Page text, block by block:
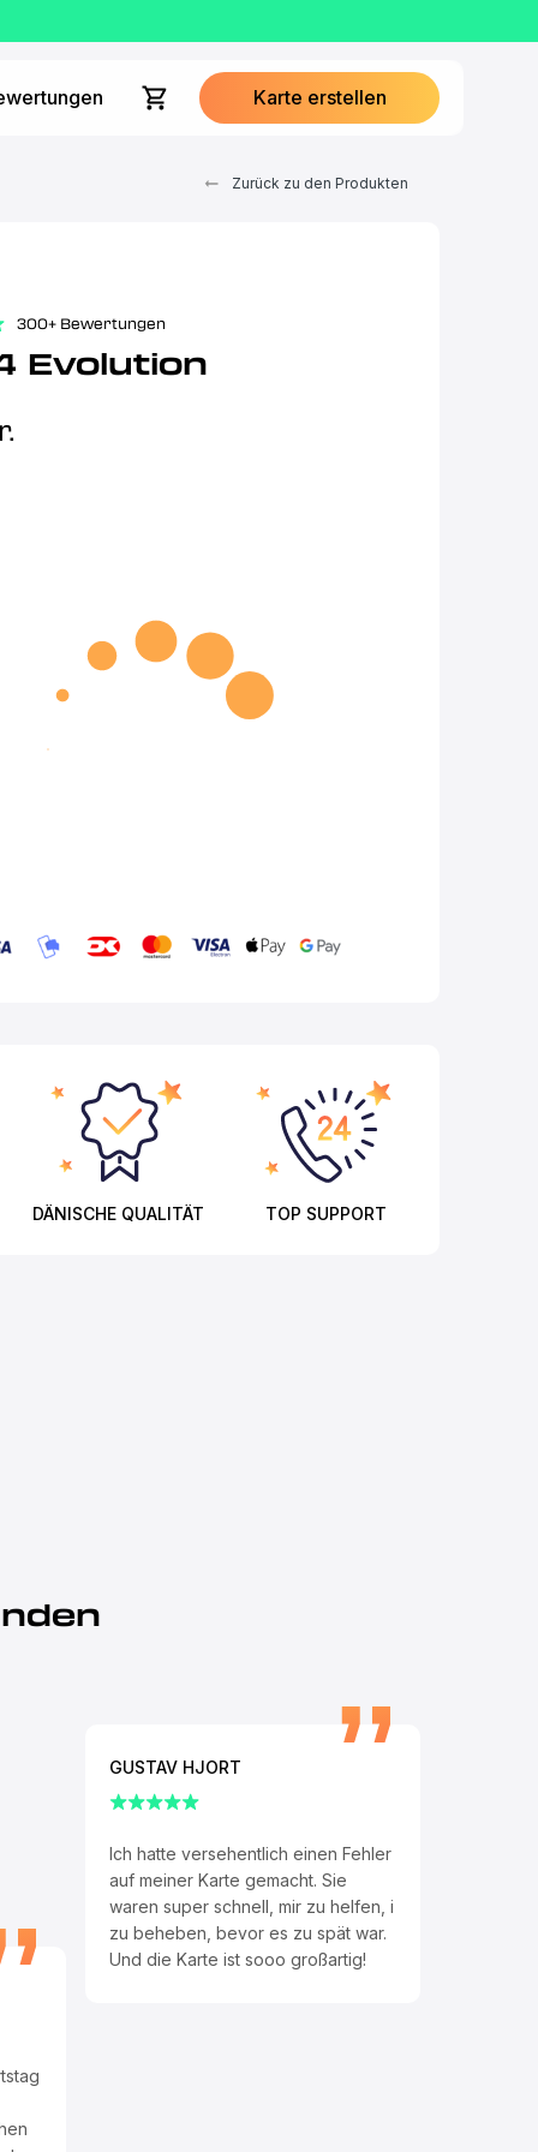
Karte erstellen
Zurück zu den Produkten
300+ Bewertungen
Evolution
DÄNISCHE QUALITÄT TOP SUPPORT
GUSTAV HJORT
Ich hatte versehentlich einen Fehler
auf meiner Karte gemacht. Sie
waren super schnell, mir zu helfen, i
zu beheben, bevor es zu spät war.
Und die Karte ist sooo großartig!